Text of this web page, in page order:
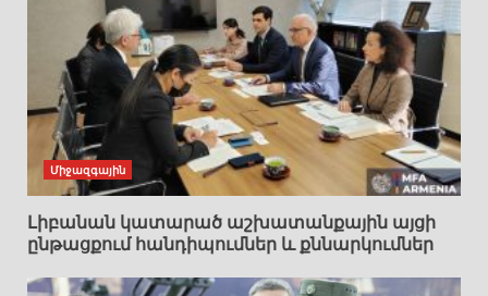
Միջազգային
Լիբանան կատարած աշխատանքային այցի
ընթացքում հանդիպումներ և քննարկումներ